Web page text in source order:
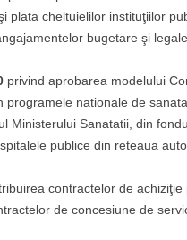
plata cheltuielilor instituţiilor
bugetare şi
privind aprobarea modelului
nationale de
Ministerului Sanatatii, din
publice din reteaua
contractelor de
de concesiune de